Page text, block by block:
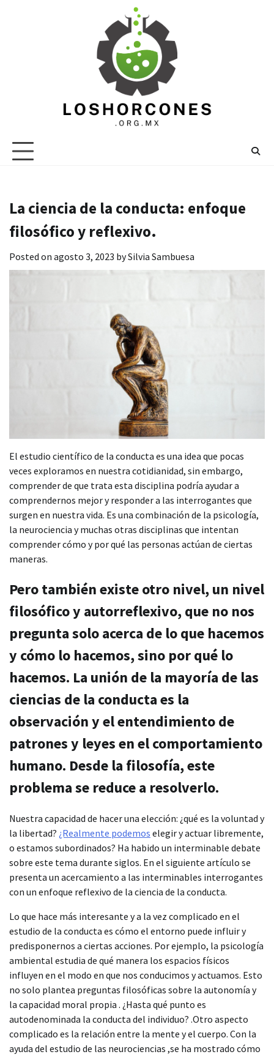
La ciencia de la conducta: enfoque
filosófico y reflexivo.
Posted on agosto 3, 2023 bySilvia Sambuesa
El estudio científico de la conducta es una idea que pocas
veces exploramos en nuestra cotidianidad, sin embargo,
comprender de que trata esta disciplina podría ayudar a
comprendernos mejor y responder a las interrogantes que
surgen en nuestra vida. Es una combinación de la psicología,
la neurociencia y muchas otras disciplinas que intentan
comprender cómo y por qué las personas actúan de ciertas
maneras.
Pero también existe otro nivel, un nivel
filosófico y autorreflexivo, que no nos
pregunta solo acerca de lo que hacemos
y cómo lo hacemos, sino por qué lo
hacemos. La unión de la mayoría de las
ciencias de la conducta es la
observación y el entendimiento de
patrones y leyes en el comportamiento
humano. Desde la filosofía, este
problema se reduce a resolverlo.
Nuestra capacidad de hacer una elección: ¿qué es la voluntad y
la libertad? ¿Realmente podemos elegir y actuar libremente,
o estamos subordinados? Ha habido un interminable debate
sobre este tema durante siglos. En el siguiente artículo se
presenta un acercamiento a las interminables interrogantes
con un enfoque reflexivo de la ciencia de la conducta.
Lo que hace más interesante y a la vez complicado en el
estudio de la conducta es cómo el entorno puede influir y
predisponernos a ciertas acciones. Por ejemplo, la psicología
ambiental estudia de qué manera los espacios físicos
influyen en el modo en que nos conducimos y actuamos. Esto
no solo plantea preguntas filosóficas sobre la autonomía y
la capacidad moral propia . ¿Hasta qué punto es
autodenominada la conducta del individuo? .Otro aspecto
complicado es la relación entre la mente y el cuerpo. Con la
ayuda del estudio de las neurociencias ,se ha mostrado cómo